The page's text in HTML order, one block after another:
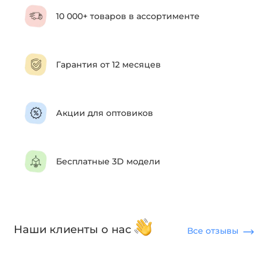
10 000+ товаров в ассортименте
Гарантия от 12 месяцев
Акции для оптовиков
Бесплатные 3D модели
Наши клиенты о нас Все отзывы